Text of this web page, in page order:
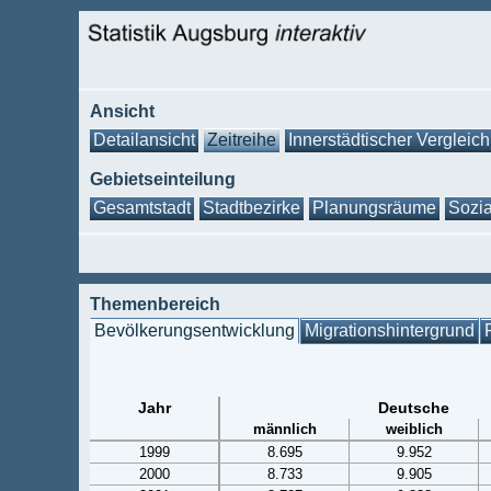
Ansicht
Detailansicht
Zeitreihe Innerstädtischer Vergleich
Gebietseinteilung
Gesamtstadt
Stadtbezirke Planungsräume
Themenbereich
Bevölkerungsentwicklung Migrationshintergrund
Jahr Deutsche
männlich
weiblich
1999
8.695
9.952
2000
8.733
9.905